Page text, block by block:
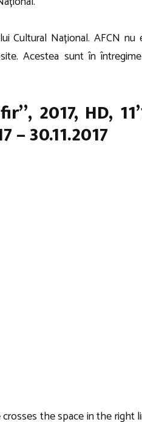
Cultural Național. AFCN
Acestea sunt în întregime
2017, HD,
30.11.2017
the space in the right